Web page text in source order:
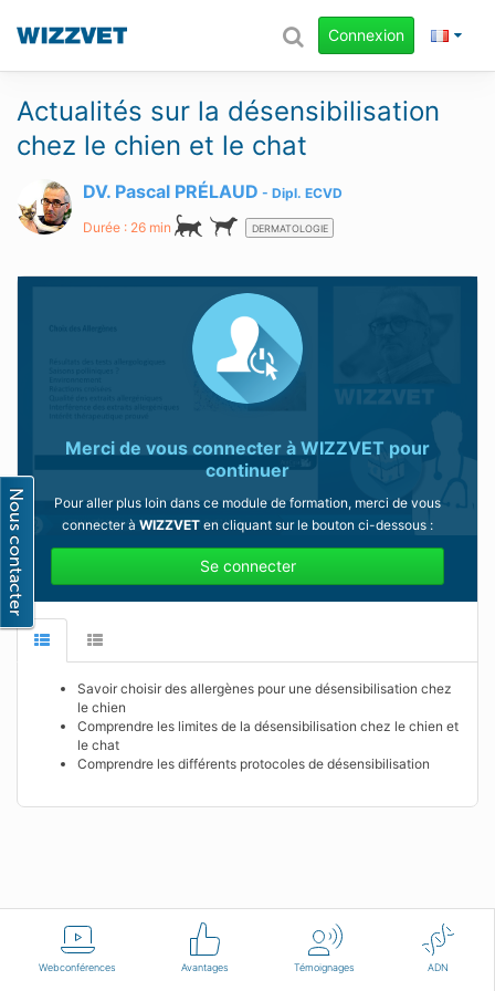
Webconférences Avantages Témoignages ADN
Connexion
Actualités sur la désensibilisation
chez le chien et le chat
DV. Pascal PRÉLAUD Dipl. ECVD
Durée : 26 min DERMATOLOGIE
Merci de vous connecter à WIZZVET pour
continuer
Pour aller plus loin dans ce module de formation, merci de vous
connecter à WIZZVET en cliquant sur le bouton ci-dessous :
Se connecter
Savoir choisir des allergènes pour une désensibilisation chez
le chien
Comprendre les limites de la désensibilisation chez le chien et
le chat
Comprendre les différents protocoles de désensibilisation